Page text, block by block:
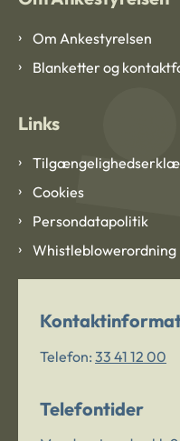
Om Ankestyrelsen
Blanketter og
Links
Cookies
Persondatapolitik
Whistleblowerordning
Telefon: 33 41 12 00
Telefontider